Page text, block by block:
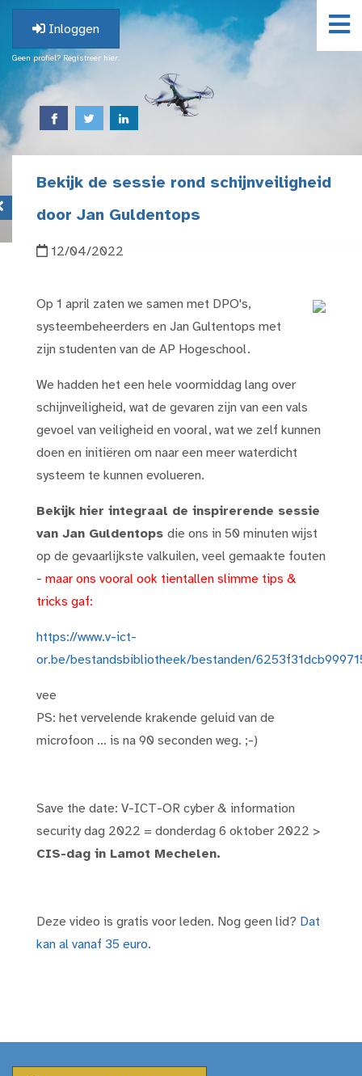
Inloggen
Geen profiel? Registreer hier.
Bekijk de sessie rond schijnveiligheid
door Jan Guldentops
12/04/2022
Op 1 april zaten we samen met DPO's,
systeembeheerders en Jan Gultentops met
zijn studenten van de AP Hogeschool.
We hadden het een hele voormiddag lang over
schijnveiligheid, wat de gevaren zijn van een vals
gevoel van veiligheid en vooral, wat we zelf kunnen
doen en initiëren om naar een meer waterdicht
systeem te kunnen evolueren.
Bekijk hier integraal de inspirerende sessie
van Jan Guldentops die ons in 50 minuten wijst
op de gevaarlijkste valkuilen, veel gemaakte fouten
- maar ons vooral ook tientallen slimme tips &
tricks gaf:
https://www.v-ict-
or.be/bestandsbibliotheek/bestanden/
vee
PS: het vervelende krakende geluid van de
microfoon ... is na 90 seconden weg. ;-)
Save the date: V-ICT-OR cyber & information
security dag 2022 = donderdag 6 oktober 2022 >
CIS-dag in Lamot Mechelen.
Deze video is gratis voor leden. Nog geen lid? Dat
kan al vanaf 35 euro.